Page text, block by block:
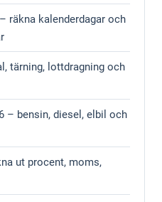
räkna kalenderdagar och
tärning, lottdragning och
– bensin, diesel, elbil och
ut procent, moms,